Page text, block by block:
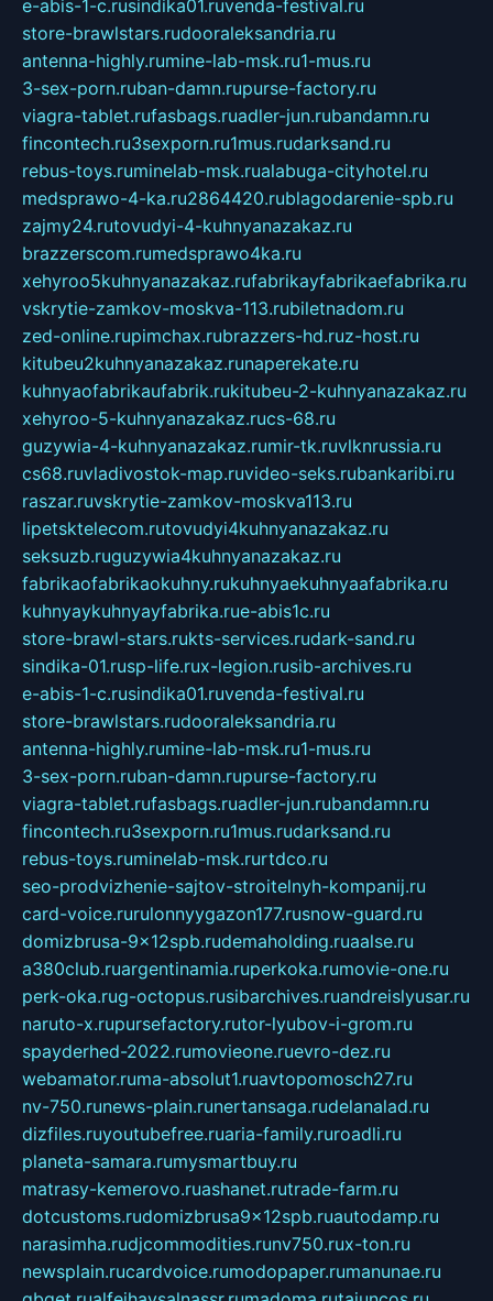
e-abis-1-c.rusindika01.ruvenda-festival.ru
store-brawlstars.rudooraleksandria.ru
antenna-highly.rumine-lab-msk.ru1-mus.ru
3-sex-porn.ruban-damn.rupurse-factory.ru
viagra-tablet.rufasbags.ruadler-jun.rubandamn.ru
fincontech.ru3sexporn.ru1mus.rudarksand.ru
rebus-toys.ruminelab-msk.rualabuga-cityhotel.ru
medsprawo-4-ka.ru2864420.rublagodarenie-spb.ru
zajmy24.rutovudyi-4-kuhnyanazakaz.ru
brazzerscom.rumedsprawo4ka.ru
xehyroo5kuhnyanazakaz.rufabrikayfabrikaefabrika.ru
vskrytie-zamkov-moskva-113.rubiletnadom.ru
zed-online.rupimchax.rubrazzers-hd.ruz-host.ru
kitubeu2kuhnyanazakaz.runaperekate.ru
kuhnyaofabrikaufabrik.rukitubeu-2-kuhnyanazakaz.ru
xehyroo-5-kuhnyanazakaz.rucs-68.ru
guzywia-4-kuhnyanazakaz.rumir-tk.ruvlknrussia.ru
cs68.ruvladivostok-map.ruvideo-seks.rubankaribi.ru
raszar.ruvskrytie-zamkov-moskva113.ru
lipetsktelecom.rutovudyi4kuhnyanazakaz.ru
seksuzb.ruguzywia4kuhnyanazakaz.ru
fabrikaofabrikaokuhny.rukuhnyaekuhnyaafabrika.ru
kuhnyaykuhnyayfabrika.rue-abis1c.ru
store-brawl-stars.rukts-services.rudark-sand.ru
sindika-01.rusp-life.rux-legion.rusib-archives.ru
e-abis-1-c.rusindika01.ruvenda-festival.ru
store-brawlstars.rudooraleksandria.ru
antenna-highly.rumine-lab-msk.ru1-mus.ru
3-sex-porn.ruban-damn.rupurse-factory.ru
viagra-tablet.rufasbags.ruadler-jun.rubandamn.ru
fincontech.ru3sexporn.ru1mus.rudarksand.ru
rebus-toys.ruminelab-msk.rurtdco.ru
seo-prodvizhenie-sajtov-stroitelnyh-kompanij.ru
card-voice.rurulonnyygazon177.rusnow-guard.ru
domizbrusa-9x12spb.rudemaholding.ruaalse.ru
a380club.ruargentinamia.ruperkoka.rumovie-one.ru
perk-oka.rug-octopus.rusibarchives.ruandreislyusar.ru
naruto-x.rupursefactory.rutor-lyubov-i-grom.ru
spayderhed-2022.rumovieone.ruevro-dez.ru
webamator.ruma-absolut1.ruavtopomosch27.ru
nv-750.runews-plain.runertansaga.rudelanalad.ru
dizfiles.ruyoutubefree.ruaria-family.ruroadli.ru
planeta-samara.rumysmartbuy.ru
matrasy-kemerovo.ruashanet.rutrade-farm.ru
dotcustoms.rudomizbrusa9x12spb.ruautodamp.ru
narasimha.rudjcommodities.runv750.rux-ton.ru
newsplain.rucardvoice.rumodopaper.rumanunae.ru